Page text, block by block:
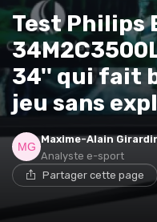
Test Philips
34'' qui fait
jeu sans
Maxime-Alain
Analyste e-sport
Partager cette page